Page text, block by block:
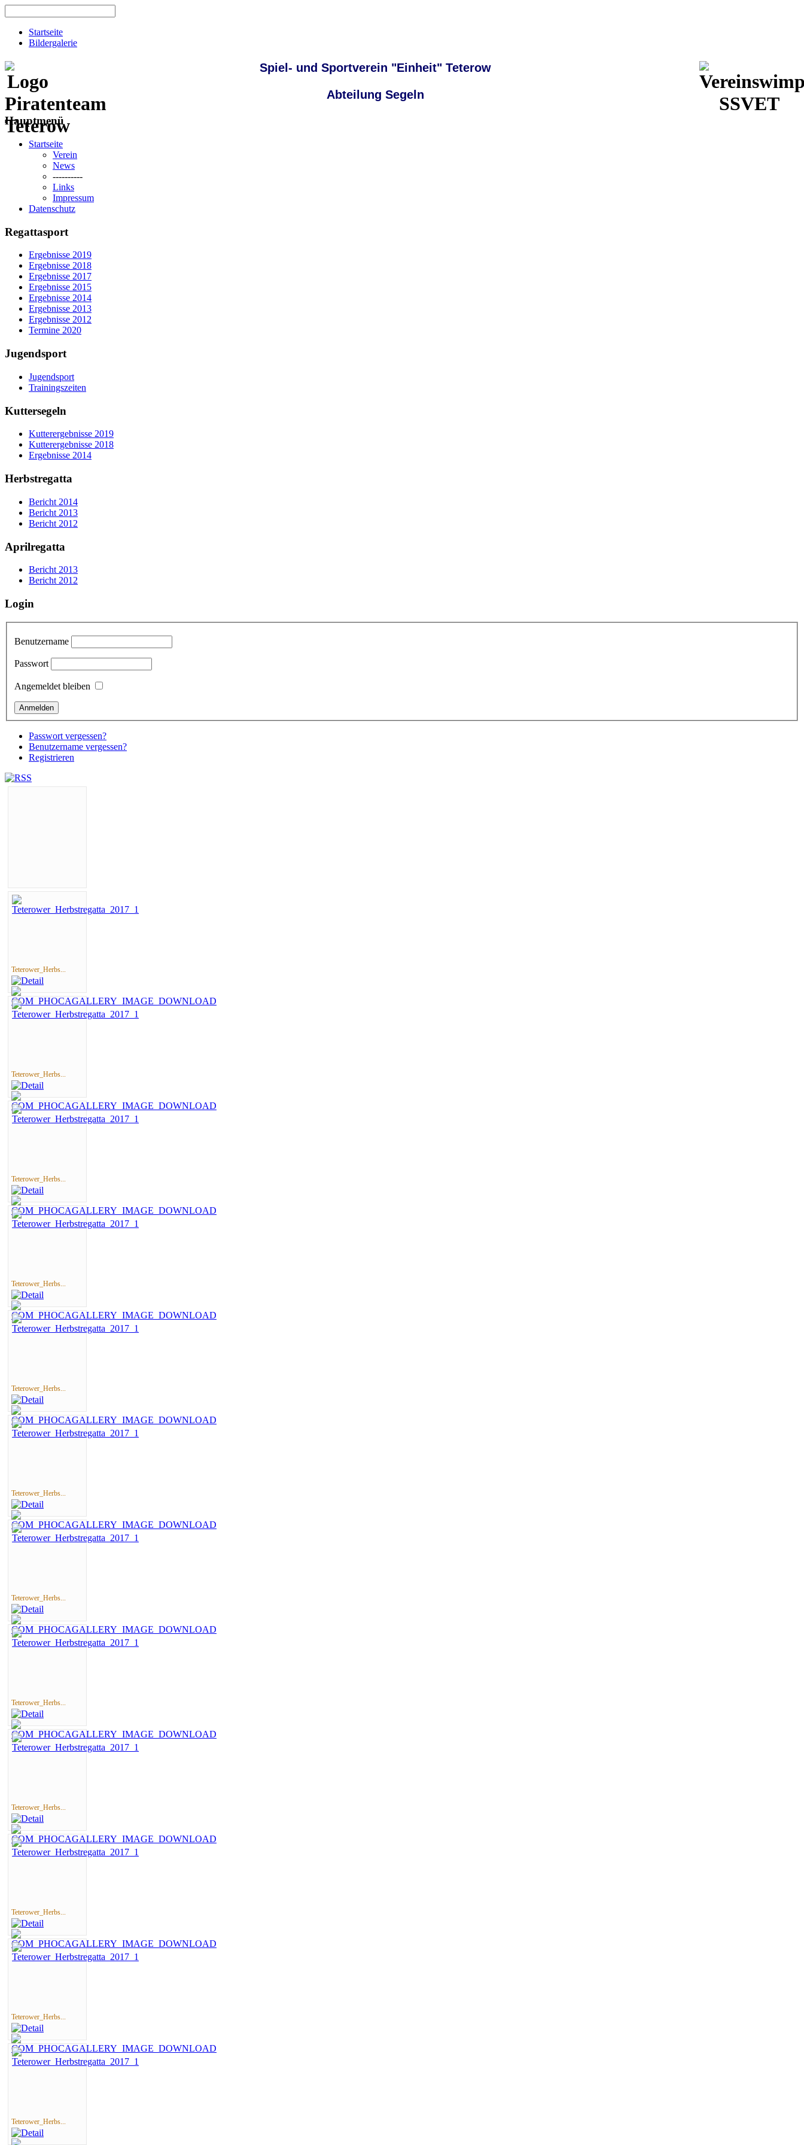
Startseite
Bildergalerie
Spiel- und Sportverein "Einheit" Teterow
Abteilung Segeln
Hauptmenü
Startseite
Verein
News
----------
Links
Impressum
Datenschutz
Regattasport
Ergebnisse 2019
Ergebnisse 2018
Ergebnisse 2017
Ergebnisse 2015
Ergebnisse 2014
Ergebnisse 2013
Ergebnisse 2012
Termine 2020
Jugendsport
Jugendsport
Trainingszeiten
Kuttersegeln
Kutterergebnisse 2019
Kutterergebnisse 2018
Ergebnisse 2014
Herbstregatta
Bericht 2014
Bericht 2013
Bericht 2012
Aprilregatta
Bericht 2013
Bericht 2012
Login
Benutzername
Passwort
Angemeldet bleiben
Passwort vergessen?
Benutzername vergessen?
Registrieren
Teterower_Herbs...
Teterower_Herbs...
Teterower_Herbs...
Teterower_Herbs...
Teterower_Herbs...
Teterower_Herbs...
Teterower_Herbs...
Teterower_Herbs...
Teterower_Herbs...
Teterower_Herbs...
Teterower_Herbs...
Teterower_Herbs...